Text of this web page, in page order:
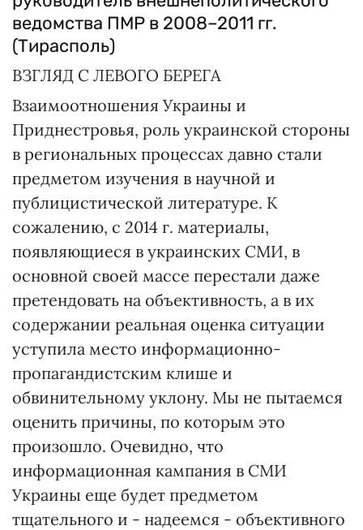
ведомства ПМР в 2008–2011 гг.
(Тирасполь)
ВЗГЛЯД С ЛЕВОГО БЕРЕГА
Взаимоотношения Украины и
Приднестровья, роль украинской стороны
в региональных процессах давно стали
предметом изучения в научной и
публицистической литературе. К
сожалению, с 2014 г. материалы,
появляющиеся в украинских СМИ, в
основной своей массе перестали даже
претендовать на объективность, а в их
содержании реальная оценка ситуации
уступила место информационно-
пропагандистским клише и
обвинительному уклону. Мы не пытаемся
оценить причины, по которым это
произошло. Очевидно, что
информационная кампания в СМИ
Украины еще будет предметом
тщательного и - надеемся - объективного